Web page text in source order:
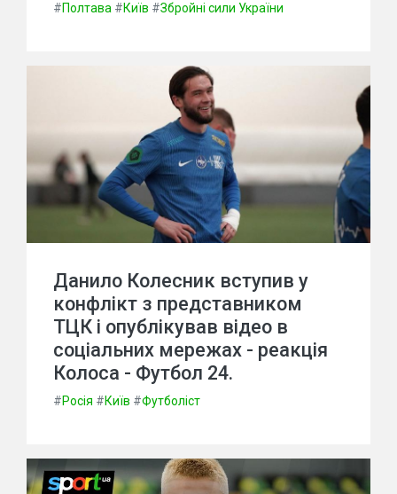
#Полтава #Київ #Збройні сили України
Данило Колесник вступив у
конфлікт з представником
ТЦК і опублікував відео в
соціальних мережах - реакція
Колоса - Футбол 24.
#Росія #Київ #Футболіст